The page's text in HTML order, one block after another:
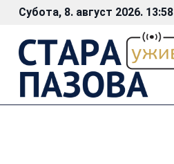
Субота, 8. август 2026. 13:58